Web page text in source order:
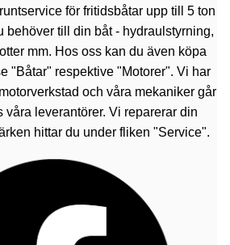
för fritidsbåtar upp till 5 ton
behöver till din båt - hydraulstyrning,
mm. Hos oss kan du även köpa
"Båtar" respektive "Motorer". Vi har
och våra mekaniker går
våra leverantörer. Vi reparerar din
hittar du under fliken "Service".